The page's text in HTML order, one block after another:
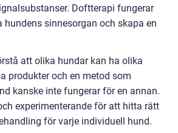
Doftterapi fungerar
hundens sinnesorgan och skapa en
att olika hundar kan ha olika
produkter och en metod som
kanske inte fungerar för en annan.
experimenterande för att hitta rätt
för varje individuell hund.